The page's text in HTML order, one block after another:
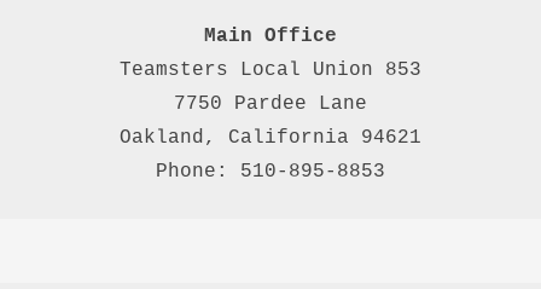
Main Office
Teamsters Local Union 853
7750 Pardee Lane
Oakland, California 94621
Phone: 510-895-8853